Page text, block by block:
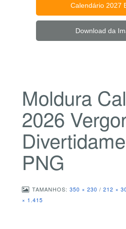
Calendário 2027
Download da
Moldura
2026
PNG
TAMANHOS: 350 × 230 / 212 ×
× 1.415